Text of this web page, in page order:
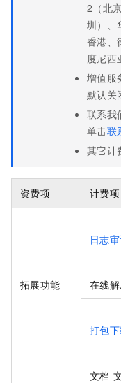
2（北
圳）、
香港、
度尼西
增值服
默认关
联系我
单击联
其它计
资费项 计费项
拓展功能
日志
在线
打包
文档-